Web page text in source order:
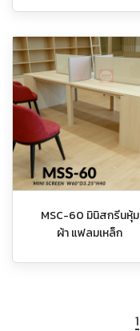
MSC-60 มินิสกรีนหุ้ม
ผ้า แฟลมเหล็ก
1